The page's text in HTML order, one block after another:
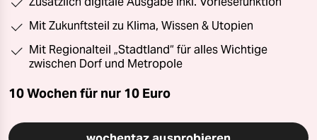
Mit Zukunftsteil zu Klima, Wissen & Utopien
Mit Regionalteil „Stadtland“ für alles Wichtige
zwischen Dorf und Metropole
10 Wochen für nur 10 Euro